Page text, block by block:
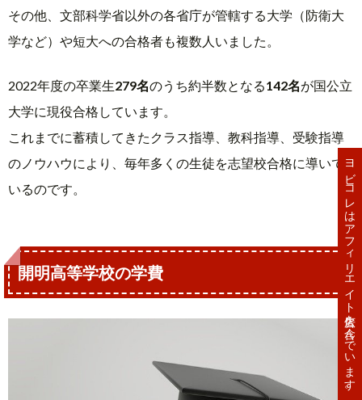
その他、文部科学省以外の各省庁が管轄する大学（防衛大
学など）や短大への合格者も複数人いました。
2022年度の卒業生279名のうち約半数となる142名が国公立
大学に現役合格しています。
これまでに蓄積してきたクラス指導、教科指導、受験指導
のノウハウにより、毎年多くの生徒を志望校合格に導いて
いるのです。
開明高等学校の学費 ヨビコレはアフィリエイト広告を含んでいます。